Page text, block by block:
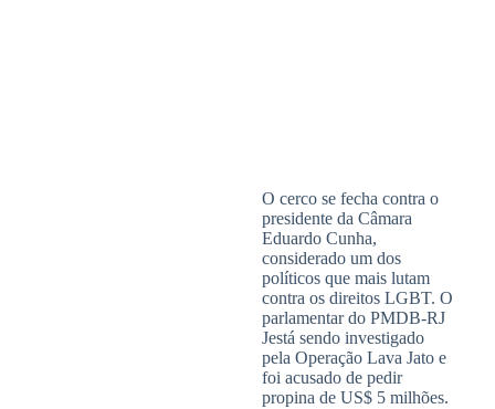
O cerco se fecha contra o
presidente da Câmara
Eduardo Cunha,
considerado um dos
políticos que mais lutam
contra os direitos LGBT. O
parlamentar do PMDB-RJ
Jestá sendo investigado
pela Operação Lava Jato e
foi acusado de pedir
propina de US$ 5 milhões.